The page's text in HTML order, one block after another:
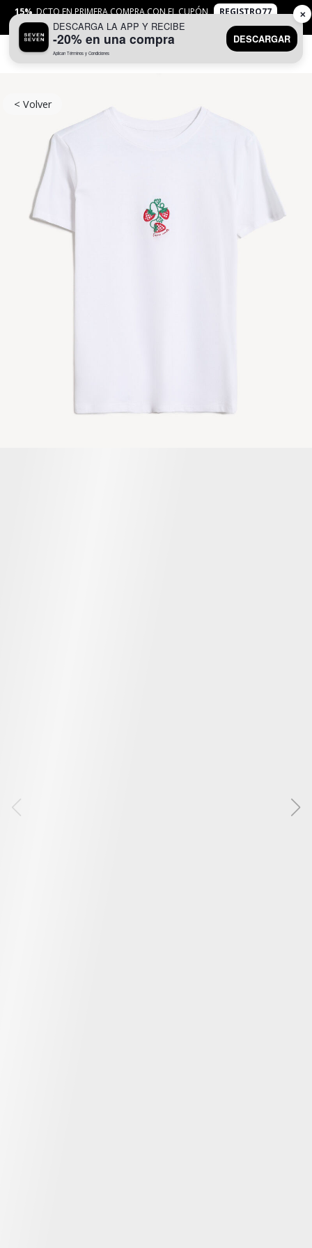
15% DCTO EN PRIMERA COMPRA CON EL CUPÓN
REGISTRO77
APLICANTYC
< Volver
DESCARGA LA APP Y RECIBE
-20% en una compra
Aplican Términos y Condiciones
DESCARGAR
✕